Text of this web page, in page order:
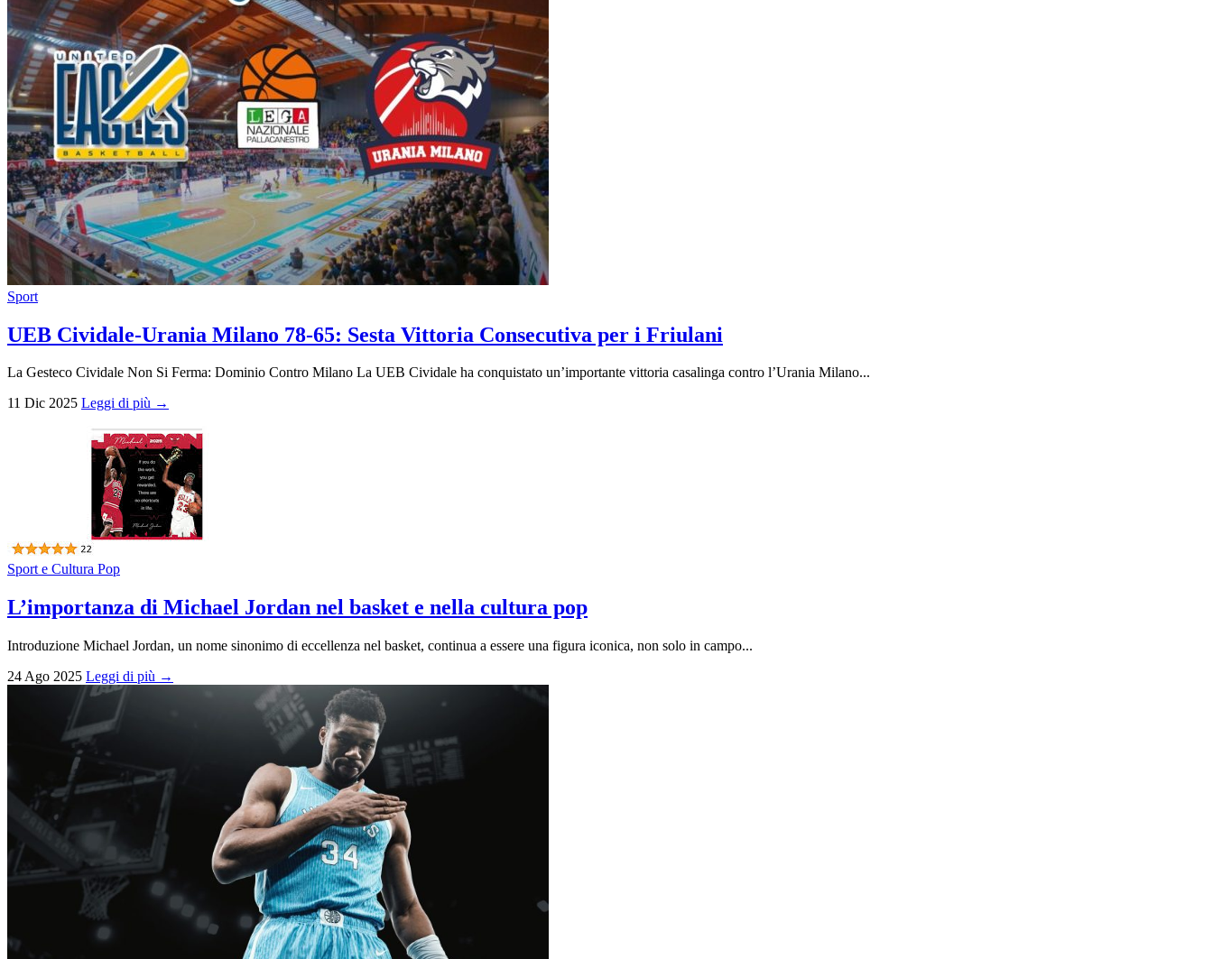
Sport
UEB Cividale-Urania Milano 78-65: Sesta Vittoria Consecutiva per i Friulani
La Gesteco Cividale Non Si Ferma: Dominio Contro Milano La UEB Cividale ha conquistato un’importante vittoria casalinga contro l’Urania Milano...
11 Dic 2025 Leggi di più →
Sport e Cultura Pop
L’importanza di Michael Jordan nel basket e nella cultura pop
Introduzione Michael Jordan, un nome sinonimo di eccellenza nel basket, continua a essere una figura iconica, non solo in campo...
24 Ago 2025 Leggi di più →